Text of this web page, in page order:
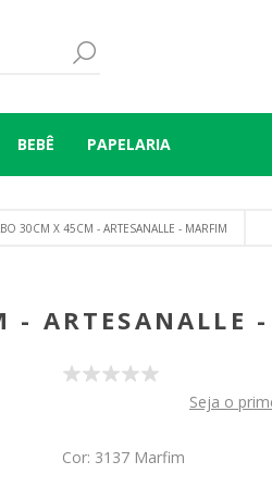
BEBÊ PAPELARIA
30CM X 45CM - ARTESANALLE - MARFIM
- ARTESANALLE
Seja o
Cor: 3137 Marfim